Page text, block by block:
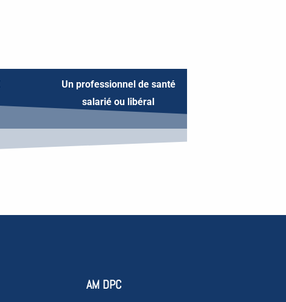
Un professionnel de santé
salarié ou libéral
AM DPC